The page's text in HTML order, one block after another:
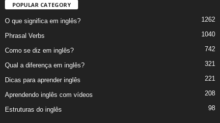
POPULAR CATEGORY
O que significa em inglês? 1262
Phrasal Verbs 1040
Como se diz em inglês? 742
Qual a diferença em inglês? 321
Dicas para aprender inglês 221
Aprendendo inglês com vídeos 208
Estruturas do inglês 98